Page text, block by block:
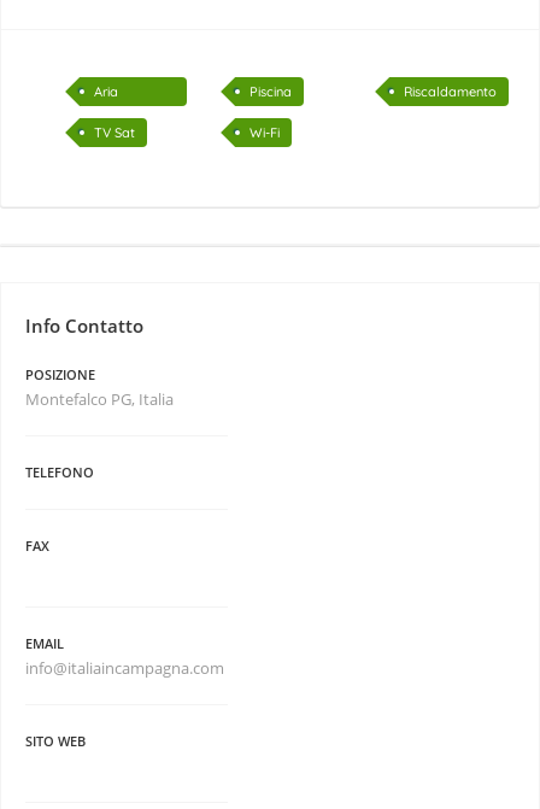
Aria
Condizionata
Piscina Riscaldamento
TV Sat Wi-Fi
Info Contatto
POSIZIONE
Montefalco PG, Italia
TELEFONO
FAX
EMAIL
info@italiaincampagna.com
SITO WEB